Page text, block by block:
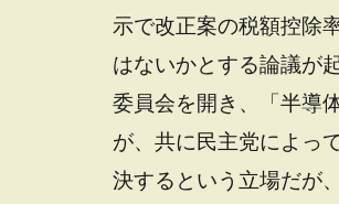
示で改正案の税額控除
はないかとする論議が
委員会を開き、「半導
が、共に民主党によっ
決するという立場だが